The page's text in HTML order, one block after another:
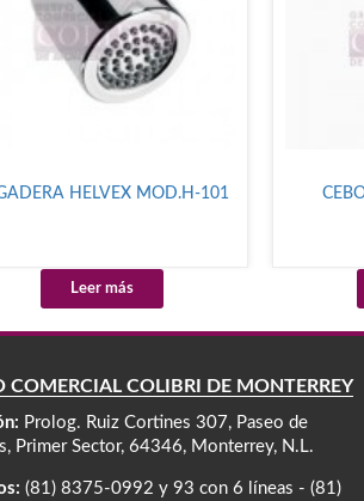
HELVEX MOD.H-101
Leer más
COMERCIAL COLIBRÍ DE MONTERREY
Prolog. Ruiz Cortines 307, Paseo de
Primer Sector, 64346, Monterrey, N.L.
(81) 8375-0992 y 93 con 6 líneas - (81)